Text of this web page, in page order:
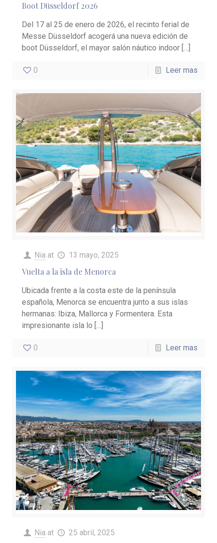
Boot Düsseldorf 2026
Del 17 al 25 de enero de 2026, el recinto ferial de
Messe Düsseldorf acogerá una nueva edición de
boot Düsseldorf, el mayor salón náutico indoor […]
0 Leer mas
Nia at 13 mayo, 2025
Vuelta a la isla de Menorca
Ubicada frente a la costa este de la península
española, Menorca se encuentra junto a sus islas
hermanas: Ibiza, Mallorca y Formentera. Esta
impresionante isla lo […]
0 Leer mas
Nia at 25 abril, 2025